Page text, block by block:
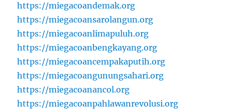
https://miegacoandemak.org
https://miegacoansarolangun.org
https://miegacoanlimapuluh.org
https://miegacoanbengkayang.org
https://miegacoancempakaputih.org
https://miegacoangunungsahari.org
https://miegacoanancol.org
https://miegacoanpahlawanrevolusi.org